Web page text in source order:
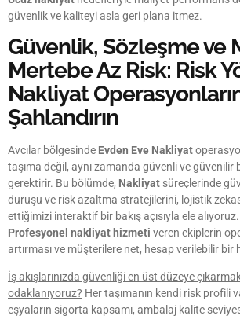
güvenlik ve kaliteyi asla geri plana itmez.
Güvenlik, Sözleşme ve
Mertebe Az Risk: Risk
Nakliyat
Şahlandırın
Avcılar bölgesinde Evden Eve Nakliyat
taşıma değil, aynı zamanda güvenli ve güvenilir
gerektirir. Bu bölümde, Nakliyat süreçlerinde
duruşu ve risk azaltma stratejilerini, lojistik
ettiğimizi interaktif bir bakış açısıyla ele alıyoruz.
Profesyonel nakliyat hizmeti veren ekiplerin
artırması ve müşterilere net, hesap verilebilir bir
İş akışlarınızda güvenliği en üst düzeye
odaklanıyoruz? Her taşımanın kendi risk profili
eşyaların sigorta kapsamı, ambalaj kalite